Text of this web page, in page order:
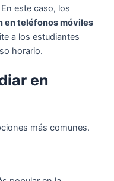
este caso, los
en teléfonos móviles
a los estudiantes
horario.
en
más comunes.